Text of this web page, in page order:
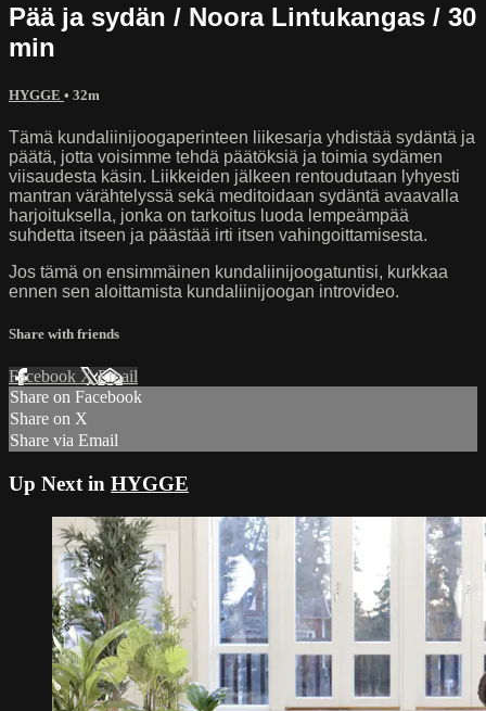
Pää ja sydän / Noora Lintukangas / 30
min
HYGGE • 32m
Tämä kundaliinijoogaperinteen liikesarja yhdistää sydäntä ja
päätä, jotta voisimme tehdä päätöksiä ja toimia sydämen
viisaudesta käsin. Liikkeiden jälkeen rentoudutaan lyhyesti
mantran värähtelyssä sekä meditoidaan sydäntä avaavalla
harjoituksella, jonka on tarkoitus luoda lempeämpää
suhdetta itseen ja päästää irti itsen vahingoittamisesta.
Jos tämä on ensimmäinen kundaliinijoogatuntisi, kurkkaa
ennen sen aloittamista kundaliinijoogan introvideo.
Share with friends
Facebook XEmail
Share on Facebook
Share on X
Share via Email
Up Next in HYGGE